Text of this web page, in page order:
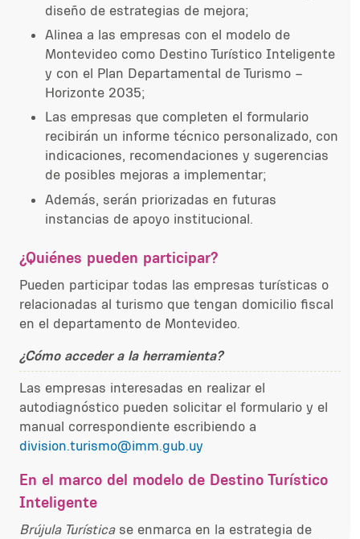
diseño de estrategias de mejora;
Alinea a las empresas con el modelo de
Montevideo como Destino Turístico Inteligente
y con el Plan Departamental de Turismo –
Horizonte 2035;
Las empresas que completen el formulario
recibirán un informe técnico personalizado, con
indicaciones, recomendaciones y sugerencias
de posibles mejoras a implementar;
Además, serán priorizadas en futuras
instancias de apoyo institucional.
¿Quiénes pueden participar?
Pueden participar todas las empresas turísticas o
relacionadas al turismo que tengan domicilio fiscal
en el departamento de Montevideo.
¿Cómo acceder a la herramienta?
Las empresas interesadas en realizar el
autodiagnóstico pueden solicitar el formulario y el
manual correspondiente escribiendo a
division.turismo@imm.gub.uy
En el marco del modelo de Destino Turístico
Inteligente
Brújula Turísticase enmarca en la estrategia de